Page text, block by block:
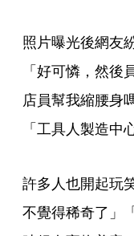
照片曝光後網友
「好可憐，然
店員幫我縮腰身
「工具人製造中
許多人也開起玩
不覺得稀奇了」